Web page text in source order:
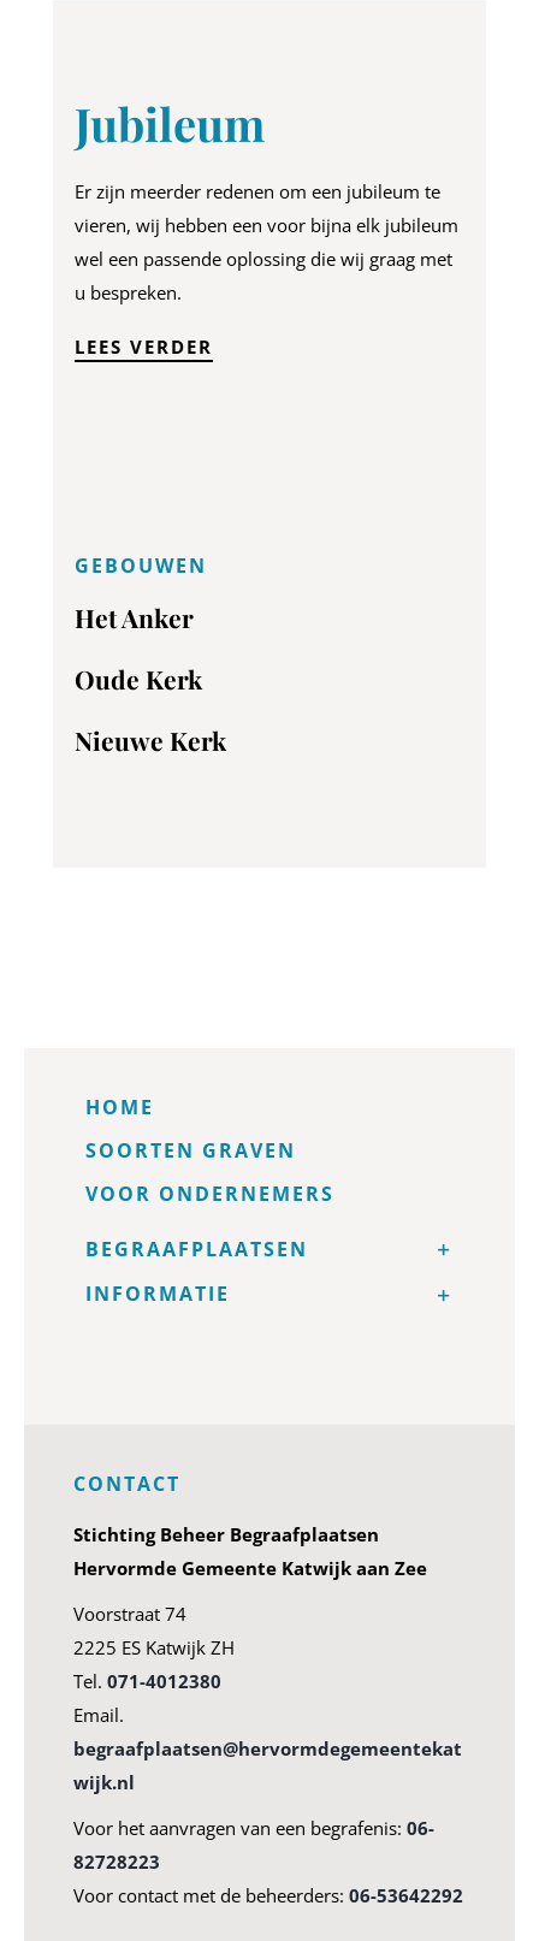
Jubileum
Er zijn meerder redenen om een jubileum te
vieren, wij hebben een voor bijna elk jubileum
wel een passende oplossing die wij graag met
u bespreken.
LEES VERDER
GEBOUWEN
Het Anker
Oude Kerk
Nieuwe Kerk
HOME
SOORTEN GRAVEN
VOOR ONDERNEMERS
BEGRAAFPLAATSEN
INFORMATIE
CONTACT
Stichting Beheer Begraafplaatsen
Hervormde Gemeente Katwijk aan Zee
Voorstraat 74
2225 ES Katwijk ZH
Tel. 071-4012380
Email.
begraafplaatsen@hervormdegemeentekat
wijk.nl
Voor het aanvragen van een begrafenis: 06-
82728223
Voor contact met de beheerders: 06-53642292